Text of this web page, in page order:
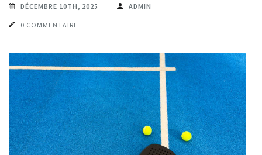
DÉCEMBRE 10TH, 2025 ADMIN
0 COMMENTAIRE